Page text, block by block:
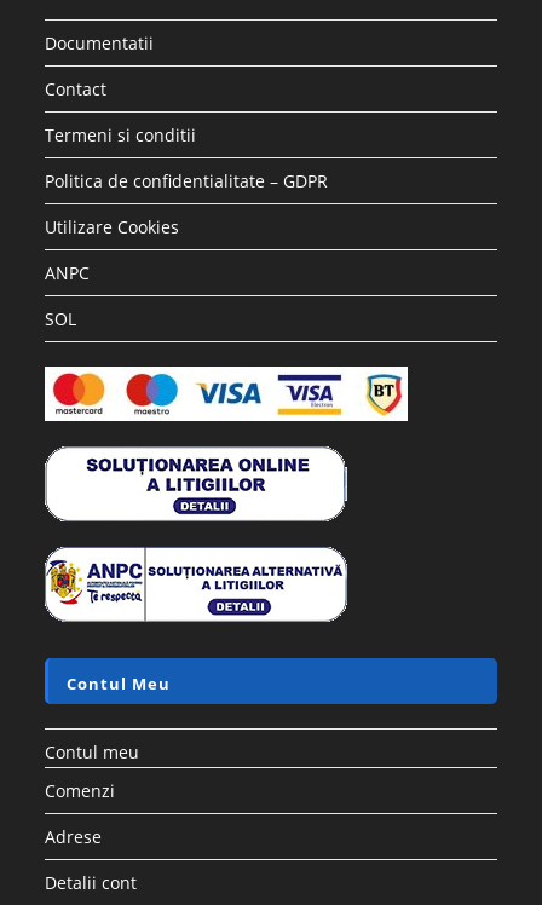
Documentatii
Contact
Termeni si conditii
Politica de confidentialitate – GDPR
Utilizare Cookies
ANPC
SOL
Contul Meu
Contul meu
Comenzi
Adrese
Detalii cont